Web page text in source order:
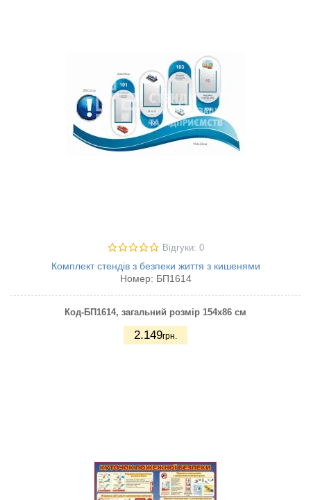
Відгуки: 0
Комплект стендів з безпеки життя з кишенями
Номер: БП1614
Код-БП1614, загальний розмір 154х86 см
2.149грн.